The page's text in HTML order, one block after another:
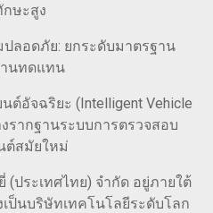
ษะสูง
ลอดภัย: ยกระดับมาตรฐาน
นทดแทน
อัจฉริยะ (Intelligent Vehicle
งรากฐานระบบการตรวจสอบ
ต์สมัยใหม่
(ประเทศไทย) จำกัด อยู่ภายใต้
ป็นบริษัทเทคโนโลยีระดับโลก